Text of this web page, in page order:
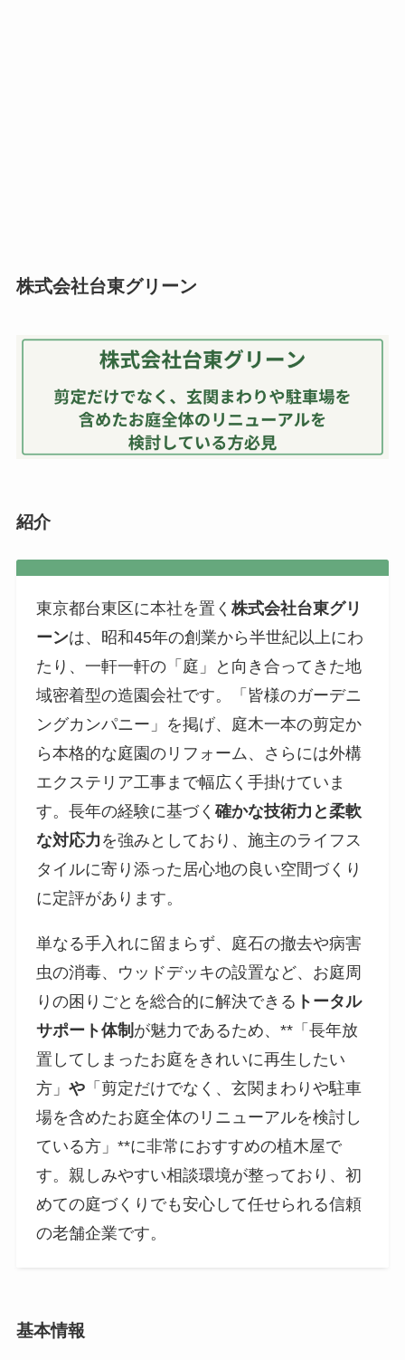
株式会社台東グリーン
紹介
東京都台東区に本社を置く株式会社台東グリ
ーンは、昭和45年の創業から半世紀以上にわ
たり、一軒一軒の「庭」と向き合ってきた地
域密着型の造園会社です。「皆様のガーデニ
ングカンパニー」を掲げ、庭木一本の剪定か
ら本格的な庭園のリフォーム、さらには外構
エクステリア工事まで幅広く手掛けていま
す。長年の経験に基づく確かな技術力と柔軟
な対応力 を強みとしており、施主のライフス
タイルに寄り添った居心地の良い空間づくり
に定評があります。
単なる手入れに留まらず、庭石の撤去や病害
虫の消毒、ウッドデッキの設置など、お庭周
りの困りごとを総合的に解決できる トータル
サポート体制 が魅力であるため、**「長年放
置してしまったお庭をきれいに再生したい
方」や 「剪定だけでなく、玄関まわりや駐車
場を含めたお庭全体のリニューアルを検討し
ている方」**に非常におすすめの植木屋で
す。親しみやすい相談環境が整っており、初
めての庭づくりでも安心して任せられる信頼
の老舗企業です。
基本情報